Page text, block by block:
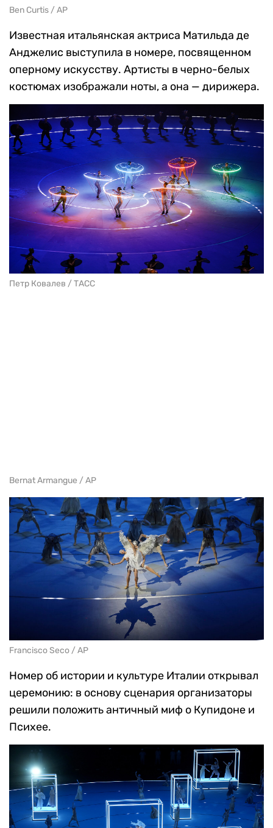
Ben Curtis / AP
Известная итальянская актриса Матильда де
Анджелис выступила в номере, посвященном
оперному искусству. Артисты в черно-белых
костюмах изображали ноты, а она — дирижера.
Петр Ковалев / ТАСС
Bernat Armangue / AP
Francisco Seco / AP
Номер об истории и культуре Италии открывал
церемонию: в основу сценария организаторы
решили положить античный миф о Купидоне и
Психее.